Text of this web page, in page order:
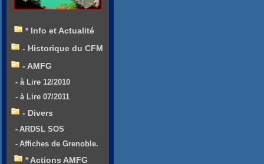
* Info et Actualité
- Historique du CFM
- AMFG
- à Lire 12/2010
- à Lire 07/2011
- Divers
- ARDSL SOS
- Affiches de Grenoble.
* Actions AMFG